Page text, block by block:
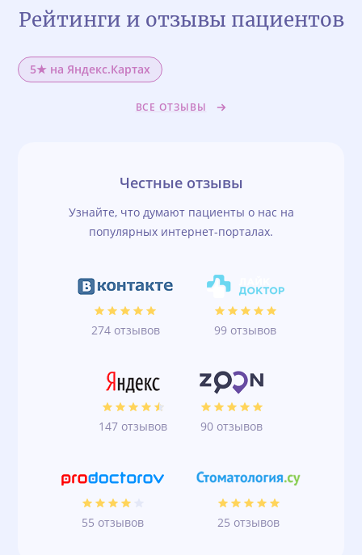
Рейтинги и отзывы пациентов
5★ на Яндекс.Картах
ВСЕ ОТЗЫВЫ
Честные отзывы
Узнайте, что думают пациенты о нас на
популярных интернет-порталах.
274 отзывов 99 отзывов
147 отзывов 90 отзывов
55 отзывов 25 отзывов